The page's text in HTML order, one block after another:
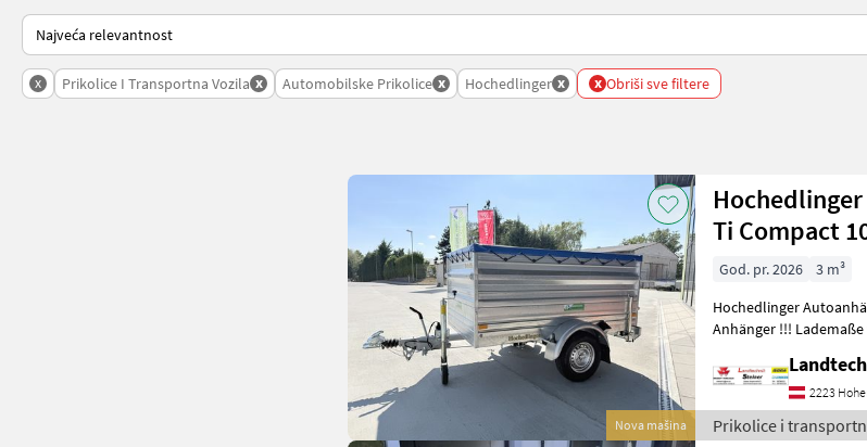
Način na koji sortira Landwirt.com
x Prikolice I Transportna Vozila x Automobilske Prikolice x Hochedlinger x x Obriši sve filtere
Nova mašina
Hochedlinger
Ti Compact
God. pr. 2026
3 m³
Hochedlinger Autoanhänger, Kastenanhänger mit
Anhänger !!! Lademaße vom Plateau 230 x 130 cm, Stahlbordwand 40
2223
Prikolice i